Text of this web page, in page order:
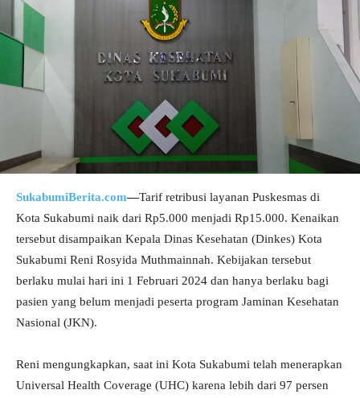
SukabumiBerita.com—Tarif retribusi layanan Puskesmas di
Kota Sukabumi naik dari Rp5.000 menjadi Rp15.000. Kenaikan
tersebut disampaikan Kepala Dinas Kesehatan (Dinkes) Kota
Sukabumi Reni Rosyida Muthmainnah. Kebijakan tersebut
berlaku mulai hari ini 1 Februari 2024 dan hanya berlaku bagi
pasien yang belum menjadi peserta program Jaminan Kesehatan
Nasional (JKN).
Reni mengungkapkan, saat ini Kota Sukabumi telah menerapkan
Universal Health Coverage (UHC) karena lebih dari 97 persen